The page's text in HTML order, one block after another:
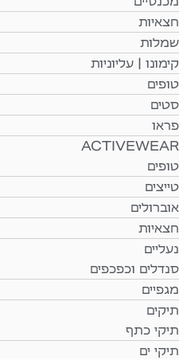
חצאיות
שמלות
קימונו | עליוניות
טופים
סטים
פראו
ACTIVEWEAR
טופים
טייצים
אוברולים
חצאיות
נעליים
סנדלים וכפכפים
מגפיים
תיקים
תיקי כתף
תיקי ים